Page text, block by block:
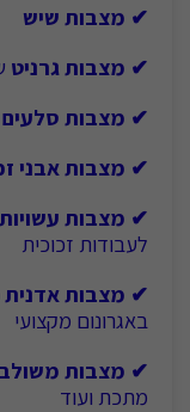
✔ מצבות שיש
✔ מצבות גרניט
✔ מצבות סלעים
✔ מצבות אבני
✔ מצבות
לעבודות זכוכית
✔ מצבות אדנית
באגרונום מקצועי
✔ מצבות
מתכת ועוד